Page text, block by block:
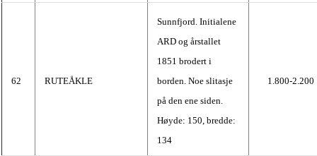
62 RUTEÅKLE
Sunnfjord. Initialene
ARD og årstallet
1851 brodert i
borden. Noe slitasje
på den ene siden.
Høyde: 150, bredde:
134
1.800-2.200